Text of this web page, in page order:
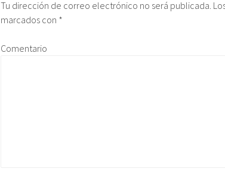
Tu dirección de correo electrónico no será publicada.
marcados con *
Comentario